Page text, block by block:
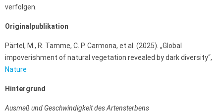
verfolgen.
Originalpublikation
Pärtel, M., R. Tamme, C. P. Carmona, et al. (2025). „Global
impoverishment of natural vegetation revealed by dark diversity“,
Nature
Hintergrund
Ausmaß und Geschwindigkeit des Artensterbens